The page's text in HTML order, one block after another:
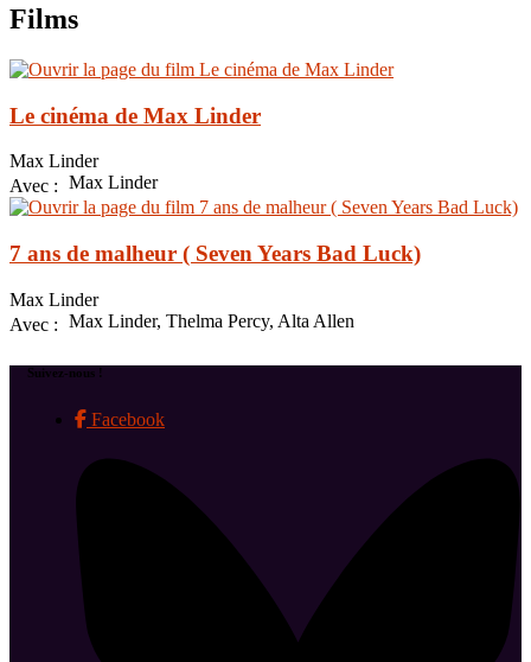
Films
Le cinéma de Max Linder
Max Linder
Avec : Max Linder
7 ans de malheur ( Seven Years Bad Luck)
Max Linder
Avec : Max Linder, Thelma Percy, Alta Allen
Suivez-nous !
Facebook